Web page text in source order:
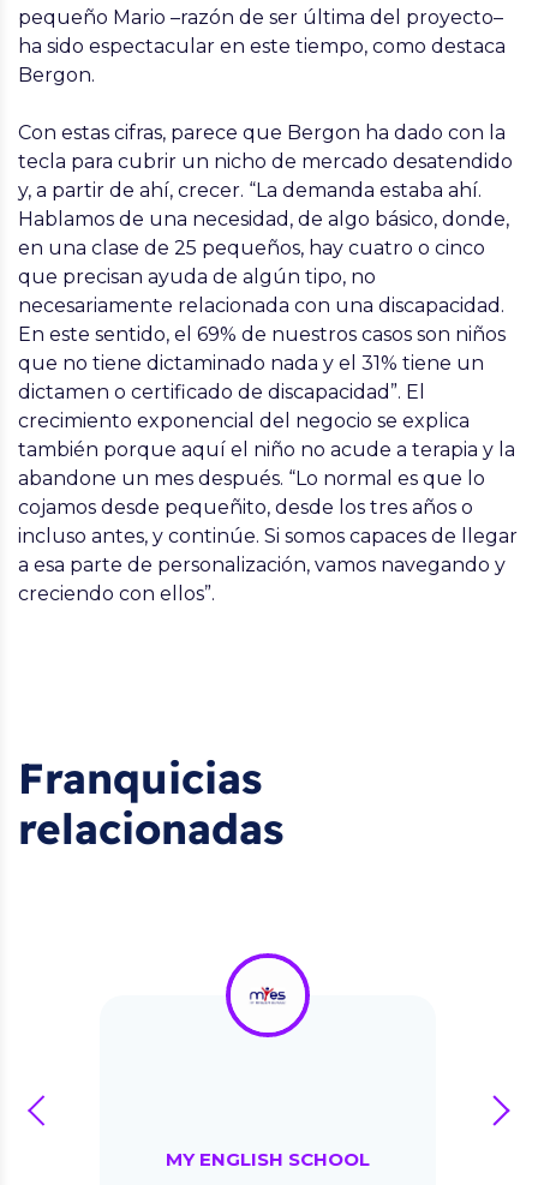
pequeño Mario –razón de ser última del proyecto–
ha sido espectacular en este tiempo, como destaca
Bergon.
Con estas cifras, parece que Bergon ha dado con la
tecla para cubrir un nicho de mercado desatendido
y, a partir de ahí, crecer. “La demanda estaba ahí.
Hablamos de una necesidad, de algo básico, donde,
en una clase de 25 pequeños, hay cuatro o cinco
que precisan ayuda de algún tipo, no
necesariamente relacionada con una discapacidad.
En este sentido, el 69% de nuestros casos son niños
que no tiene dictaminado nada y el 31% tiene un
dictamen o certificado de discapacidad”. El
crecimiento exponencial del negocio se explica
también porque aquí el niño no acude a terapia y la
abandone un mes después. “Lo normal es que lo
cojamos desde pequeñito, desde los tres años o
incluso antes, y continúe. Si somos capaces de llegar
a esa parte de personalización, vamos navegando y
creciendo con ellos”.
Franquicias
relacionadas
MY ENGLISH SCHOOL
prev next